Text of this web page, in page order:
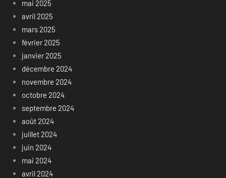
mai 2025
avril 2025
mars 2025
février 2025
janvier 2025
décembre 2024
novembre 2024
octobre 2024
septembre 2024
août 2024
juillet 2024
juin 2024
mai 2024
avril 2024